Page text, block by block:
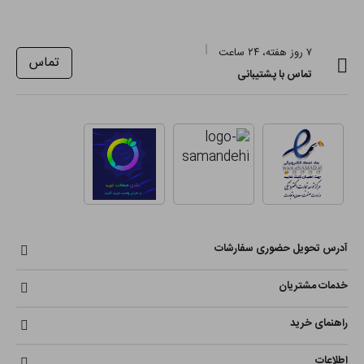
۷ روز هفته، ۲۴ ساعت
تماس با پشتیبانی
تماس
آدرس تحویل حضوری سفارشات
خدمات مشتریان
راهنمای خرید
اطلاعات